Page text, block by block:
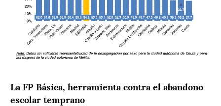
La FP Básica, herramienta contra el abandono
escolar temprano